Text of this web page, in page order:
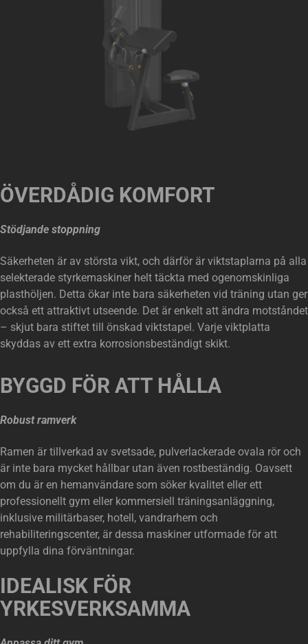
ÖVERDÅDIG KOMFORT
Stödjande stoppning
Säkerheten är av största vikt, och därför är viktstaplarna på alla
selekterade styrkemaskiner helt täckta med ogenomskinliga
plasthöljen. Detta ökar inte bara säkerheten vid träning utan ger
också ett attraktivt utseende. Det är enkelt att ändra motståndet
– skjut bara stiftet till önskad viktstapel. Varje viktplatta
skyddas av ett extra korrosionsbeständigt skikt.
BYGGD FÖR ATT HÅLLA
Robust ramverk
Ramen är tillverkad av svetsade, pulverlackerade ovala rör och
är inte bara mycket hållbar utan även rostbeständig. Oavsett
om du är en hemanvändare som söker kvalitet eller ett
professionellt gym eller kommersiell träningsanläggning,
inklusive militärbaser, hotell, vandrarhem och
rehabiliteringscenter, är dessa maskiner utformade för att
uppfylla dina förväntningar.
IDEALISK FÖR
YRKESVERKSAMMA